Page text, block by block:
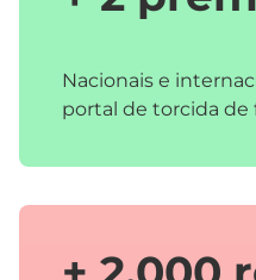
Nacionais e
portal de torcida de